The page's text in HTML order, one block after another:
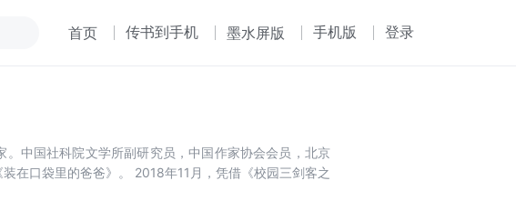
首页 传书到手机 墨水屏版 手机版 登录
中国社科院文学所副研究员，中国作家协会会员，北京
在口袋里的爸爸》。 2018年11月，凭借《校园三剑客之